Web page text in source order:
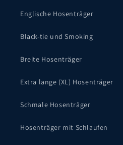
Englische Hosenträger
Black-tie und Smoking
Breite Hosenträger
Extra lange (XL) Hosenträger
Schmale Hosenträger
Hosenträger mit Schlaufen